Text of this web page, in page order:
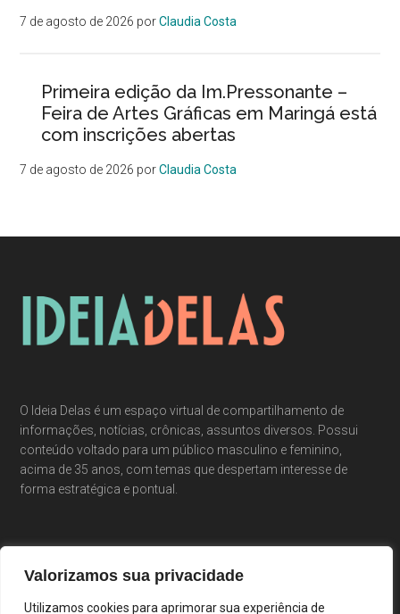
Valorizamos sua privacidade
Utilizamos cookies para aprimorar sua experiência de
7 de agosto de 2026 porClaudia Costa
Primeira edição da Im.Pressonante –
Feira de Artes Gráficas em Maringá está
com inscrições abertas
7 de agosto de 2026 porClaudia Costa
O Ideia Delas é um espaço virtual de compartilhamento de
informações, notícias, crônicas, assuntos diversos. Possui
conteúdo voltado para um público masculino e feminino,
acima de 35 anos, com temas que despertam interesse de
forma estratégica e pontual.